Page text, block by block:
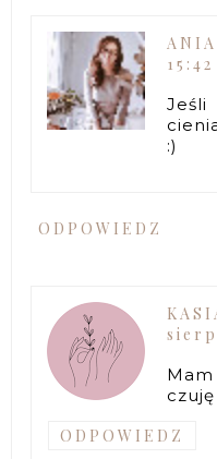
ANIA
15:42
:)
ODPOWIEDZ
ODPOWIEDZ